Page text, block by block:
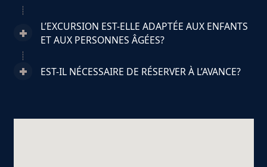
L’EXCURSION EST-ELLE ADAPTÉE AUX ENFANTS
ET AUX PERSONNES ÂGÉES?
EST-IL NÉCESSAIRE DE RÉSERVER À L’AVANCE?